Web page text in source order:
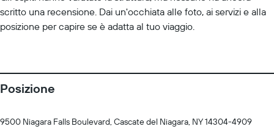
scritto una recensione. Dai un'occhiata alle foto, ai servizi e alla
posizione per capire se è adatta al tuo viaggio.
Posizione
9500 Niagara Falls Boulevard, Cascate del Niagara, NY 14304-4909